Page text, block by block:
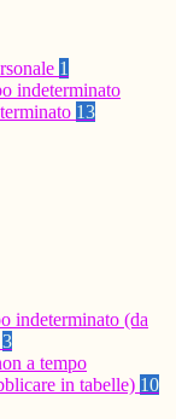
1
indeterminato
13
indeterminato (da
3
a tempo
in tabelle) 10